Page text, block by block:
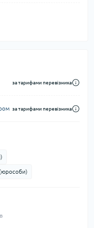
за тарифами перевізника
за тарифами перевізника